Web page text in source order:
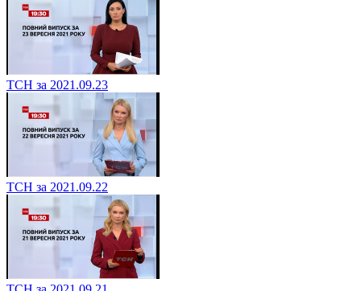
ТСН за 2021.09.23
ТСН за 2021.09.22